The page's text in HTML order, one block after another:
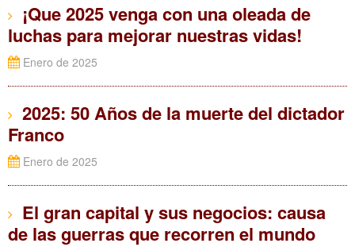
¡Que 2025 venga con una oleada de
luchas para mejorar nuestras vidas!
Enero de 2025
2025: 50 Años de la muerte del dictador
Franco
Enero de 2025
El gran capital y sus negocios: causa
de las guerras que recorren el mundo